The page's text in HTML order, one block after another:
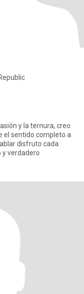
y la ternura, creo
el sentido completo a
y verdadero